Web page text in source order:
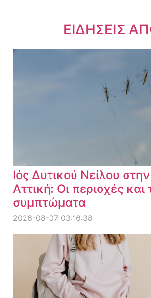
ΕΙΔΗΣΕΙΣ
Dnews.gr
Ιός Δυτικού Νείλου στην
Αττική: Οι περιοχές και
συμπτώματα
2026-08-07 03:16:38